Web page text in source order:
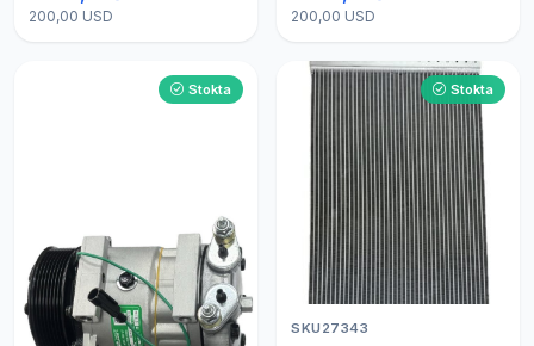
200,00 USD 200,00 USD
Stokta Stokta
SKU27343